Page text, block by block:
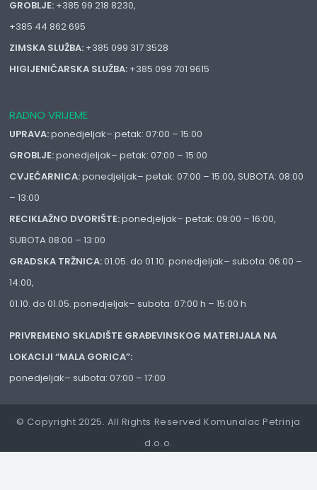
GROBLJE: +385 99 218 8230,
+385 44 862 695
ZIMSKA SLUŽBA: +385 099 317 3528
HIGIJENIČARSKA SLUŽBA: +385 099 701 9615
RADNO VRIJEME
UPRAVA:ponedjeljak– petak: 07:00 – 15:00
GROBLJE:ponedjeljak– petak: 07:00 – 15:00
CVJEĆARNICA:ponedjeljak– petak: 07:00 – 15:00, SUBOTA: 08:00
– 13:00
RECIKLAŽNO DVORIŠTE:ponedjeljak– petak: 09:00 – 16:00,
SUBOTA 08:00 – 13:00
GRADSKA TRŽNICA:01.05. do 01.10. ponedjeljak– subota: 06:00 –
14:00,
01.10. do 01.05. ponedjeljak– subota: 07:00 h – 15:00 h
PRIVREMENO SKLADIŠTE GRAĐEVINSKOG MATERIJALA NA
LOKACIJI “MALA GORICA”:
ponedjeljak– subota: 07:00 – 17:00
© Copyright 2025. All Rights Reserved Komunalac Petrinja
d.o.o.